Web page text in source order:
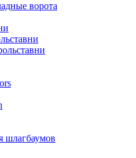
ворота
шлагбаумов